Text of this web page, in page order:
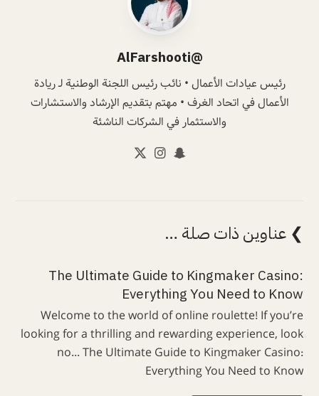
@AlFarshooti
رئيس عيادات الأعمال • نائب رئيس اللجنة الوطنية لـ ريادة
الأعمال في اتحاد الغرف • مهتم بتقديم الإرشاد والاستشارات
والاستثمار في الشركات الناشئة
❯ عناوين ذات صلة …
The Ultimate Guide to Kingmaker Casino:
Everything You Need to Know
Welcome to the world of online roulette! If you’re
looking for a thrilling and rewarding experience, look
no... The Ultimate Guide to Kingmaker Casino:
Everything You Need to Know